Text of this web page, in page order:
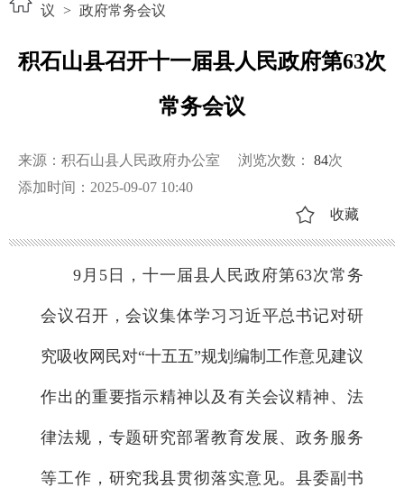
议 > 政府常务会议
积石山县召开十一届县人民政府第63次
常务会议
来源：积石山县人民政府办公室 浏览次数： 84次
添加时间：2025-09-07 10:40
收藏
9月5日，十一届县人民政府第63次常务
会议召开，会议集体学习习近平总书记对研
究吸收网民对“十五五”规划编制工作意见建议
作出的重要指示精神以及有关会议精神、法
律法规，专题研究部署教育发展、政务服务
等工作，研究我县贯彻落实意见。县委副书